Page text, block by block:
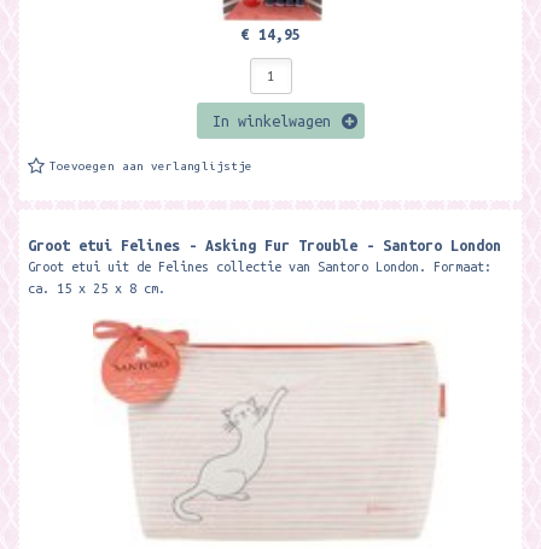
€ 14,95
In winkelwagen
Toevoegen aan verlanglijstje
Groot etui Felines - Asking Fur Trouble - Santoro London
Groot etui uit de Felines collectie van Santoro London. Formaat:
ca. 15 x 25 x 8 cm.